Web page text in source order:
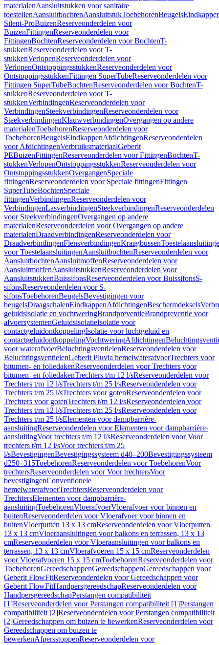
materialenAansluitstukken voor sanitaire
toestellenAansluitbochtenAansluitstukToebehorenBeugels
Silent-ProBuizenReserveonderdelen voor
BuizenFittingenReserveonderdelen voor
FittingenBochtenReserveonderdelen voor BochtenT-
stukkenReserveonderdelen voor T-
stukkenVerlopenReserveonderdelen voor
VerlopenOntstoppingsstukkenReserveonderdelen voor
OntstoppingsstukkenFittingen SuperTubeReserveonderdelen voor
Fittingen SuperTubeBochtenReserveonderdelen voor BochtenT-
stukkenReserveonderdelen voor T-
stukkenVerbindingenReserveonderdelen voor
VerbindingenSteekverbindingenReserveonderdelen voor
SteekverbindingenKlauwverbindingenOvergangen op andere
materialenToebehorenReserveonderdelen voor
ToebehorenBeugelsEindkappenAfdichtingenReserveonderdelen
voor AfdichtingenVerbruiksmateriaalGeberit
PEBuizenFittingenReserveonderdelen voor FittingenBochtenT-
stukkenVerlopenOntstoppingsstukkenReserveonderdelen voor
OntstoppingsstukkenOvergangenSpeciale
fittingenReserveonderdelen voor Speciale fittingenFittingen
SuperTubeBochtenSpeciale
fittingenVerbindingenReserveonderdelen voor
VerbindingenLasverbindingenSteekverbindingenReserveonderdelen
voor SteekverbindingenOvergangen op andere
materialenReserveonderdelen voor Overgangen op andere
materialenDraadverbindingenReserveonderdelen voor
DraadverbindingenFlensverbindingenKraagbussen
voor ToestelaansluitingenAansluitbochtenReserveonderdelen voor
AansluitbochtenAansluitmoffenReserveonderdelen voor
AansluitmoffenAansluitstukkenReserveonderdelen voor
AansluitstukkenBuissifonsReserveonderdelen voor BuissifonsS-
sifonsReserveonderdelen voor S-
sifonsToebehorenBeugelsBevestigingen voor
beugelsDraagschalenEindkappenAfdichtingenBeschermdeksels
geluidsisolatie en vochtweringBrandpreventieBrandpreventie voor
afvoersystemenGeluidsisolatieIsolatie voor
contactgeluidontkoppelingIsolatie voor luchtgeluid en
contactgeluidontkoppelingVochtweringAfdichtingen
voor waterafvoerBeluchtingsventielenReserveonderdelen voor
BeluchtingsventielenGeberit Pluvia hemelwaterafvoerTrechters voor
bitumen- en foliedakenReserveonderdelen voor Trechters voor
bitumen- en foliedakenTrechters t/m 12 l/sReserveonderdelen voor
Trechters t/m 12 l/sTrechters t/m 25 l/sReserveonderdelen voor
Trechters t/m 25 l/sTrechters voor gotenReserveonderdelen voor
Trechters voor gotenTrechters t/m 12 l/sReserveonderdelen voor
Trechters t/m 12 l/sTrechters t/m 25 l/sReserveonderdelen voor
Trechters t/m 25 l/sElementen voor dampbarrière-
aansluitingReserveonderdelen voor Elementen voor dampbarrière-
aansluitingVoor trechters t/m 12 l/sReserveonderdelen voor Voor
trechters t/m 12 l/sVoor trechters t/m 25
l/sBevestigingenBevestigingssysteem d40–200Bevestigingssysteem
d250–315ToebehorenReserveonderdelen voor ToebehorenVoor
trechtersReserveonderdelen voor Voor trechtersVoor
bevestigingenConventionele
hemelwaterafvoerTrechtersReserveonderdelen voor
TrechtersElementen voor dampbarrière-
aansluitingToebehorenVloerafvoerVloerafvoer voor binnen en
buitenReserveonderdelen voor Vloerafvoer voor binnen en
buitenVloerputten 13 x 13 cmReserveonderdelen voor Vloerputten
13 x 13 cmVloeraansluitingen voor balkons en terrassen, 13 x 13
cmReserveonderdelen voor Vloeraansluitingen voor balkons en
terrassen, 13 x 13 cmVloerafvoeren 15 x 15 cmReserveonderdelen
voor Vloerafvoeren 15 x 15 cmToebehorenReserveonderdelen voor
ToebehorenGereedschappenGereedschappenGereedschappen voor
Geberit FlowFitReserveonderdelen voor Gereedschappen voor
Geberit FlowFitHandpersgereedschapReserveonderdelen voor
HandpersgereedschapPerstangen compatibiliteit
[1]Reserveonderdelen voor Perstangen compatibiliteit [1]Perstangen
compatibiliteit [2]Reserveonderdelen voor Perstangen compatibiliteit
[2]Gereedschappen om buizen te bewerkenReserveonderdelen voor
Gereedschappen om buizen te
bewerkenAfpersstoppenReserveonderdelen voor